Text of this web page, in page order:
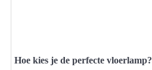
Hoe kies je de perfecte vloerlamp?